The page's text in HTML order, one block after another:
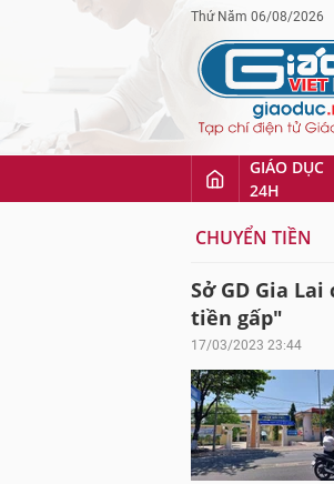
Thứ Năm 06/08/2026
GIÁO DỤC
24H
CHUYỂN TIỀN
Sở GD Gia
tiền gấp"
17/03/2023 23:44